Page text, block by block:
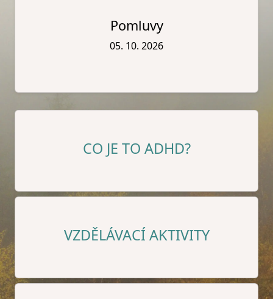
Pomluvy
05. 10. 2026
CO JE TO ADHD?
VZDĚLÁVACÍ AKTIVITY